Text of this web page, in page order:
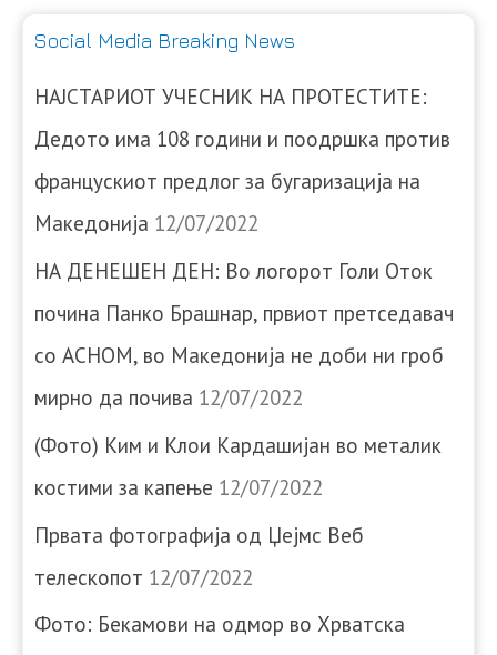
Social Media Breaking News
НАЈСТАРИОТ УЧЕСНИК НА ПРОТЕСТИТЕ:
Дедото има 108 години и поодршка против
францускиот предлог за бугаризација на
Македонија 12/07/2022
НА ДЕНЕШЕН ДЕН: Во логорот Голи Оток
почина Панко Брашнар, првиот претседавач
со АСНОМ, во Македонија не доби ни гроб
мирно да почива 12/07/2022
(Фото) Ким и Клои Кардашијан во металик
костими за капење 12/07/2022
Првата фотографија од Џејмс Веб
телескопот 12/07/2022
Фото: Бекамови на одмор во Хрватска